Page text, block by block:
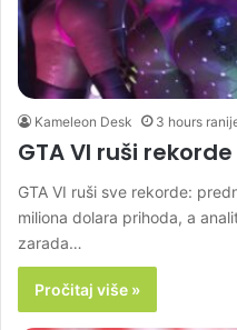
Kameleon Desk 3 hours
GTA VI ruši
GTA VI ruši sve rekorde:
miliona dolara prihoda, a
zarada…
Pročitaj više »